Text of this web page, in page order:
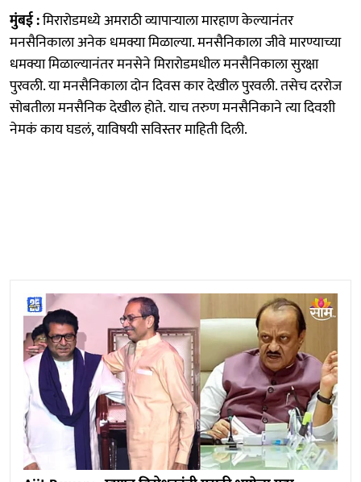
मुंबई :मिरारोडमध्ये अमराठी व्यापाऱ्याला मारहाण केल्यानंतर
मनसैनिकाला अनेक धमक्या मिळाल्या. मनसैनिकाला जीवे मारण्याच्या
धमक्या मिळाल्यानंतर मनसेने मिरारोडमधील मनसैनिकाला सुरक्षा
पुरवली. या मनसैनिकाला दोन दिवस कार देखील पुरवली. तसेच दररोज
सोबतीला मनसैनिक देखील होते. याच तरुण मनसैनिकाने त्या दिवशी
नेमकं काय घडलं, याविषयी सविस्तर माहिती दिली.